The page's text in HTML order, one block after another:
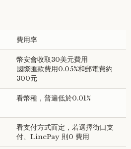
費用率
幣安會收取30美元費用
國際匯款費用0.05%和郵電費約
300元
看幣種，普遍低於0.01%
看支付方式而定，若選擇街口支
付、LinePay 則0 費用